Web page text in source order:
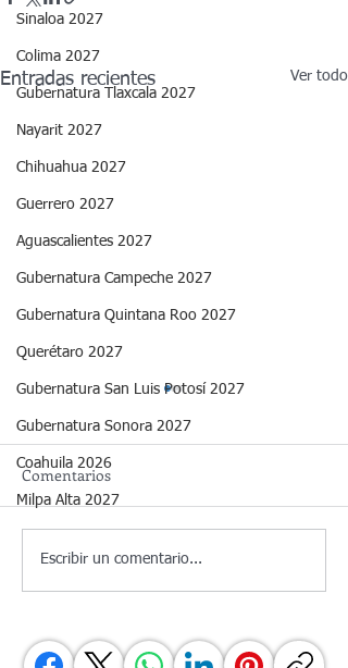
Sinaloa 2027
Colima 2027
Gubernatura Tlaxcala 2027
Nayarit 2027
Chihuahua 2027
Guerrero 2027
Aguascalientes 2027
Gubernatura Campeche 2027
Gubernatura Quintana Roo 2027
Querétaro 2027
Gubernatura San Luis Potosí 2027
Gubernatura Sonora 2027
Coahuila 2026
Milpa Alta 2027
Entradas recientes Ver todo
📊 Aprobación de
Gobernadores | Julio 2026
Comentarios
Escribir un comentario...